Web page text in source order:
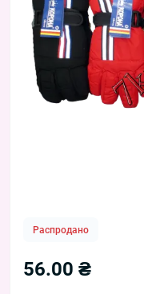
Распродано
56.00 ₴